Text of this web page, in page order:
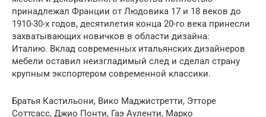
принадлежал Франции от Людовика 17 и 18 веков до
1910-30-х годов, десятилетия конца 20-го века принесли
захватывающих новичков в области дизайна:
Италию. Вклад современных итальянских дизайнеров
мебели оставил неизгладимый след и сделал страну
крупным экспортером современной классики.
Братья Кастильони, Вико Маджистретти, Этторе
Соттсасс, Джио Понти, Гаэ Ауленти, Марко